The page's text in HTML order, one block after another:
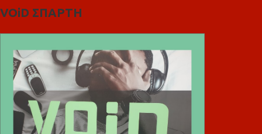
VOiD ΣΠΑΡΤΗ